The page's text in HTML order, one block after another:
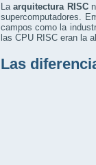
Laarquitectura RISC
supercomputadores.
campos como la
las CPU RISC eran la
Las